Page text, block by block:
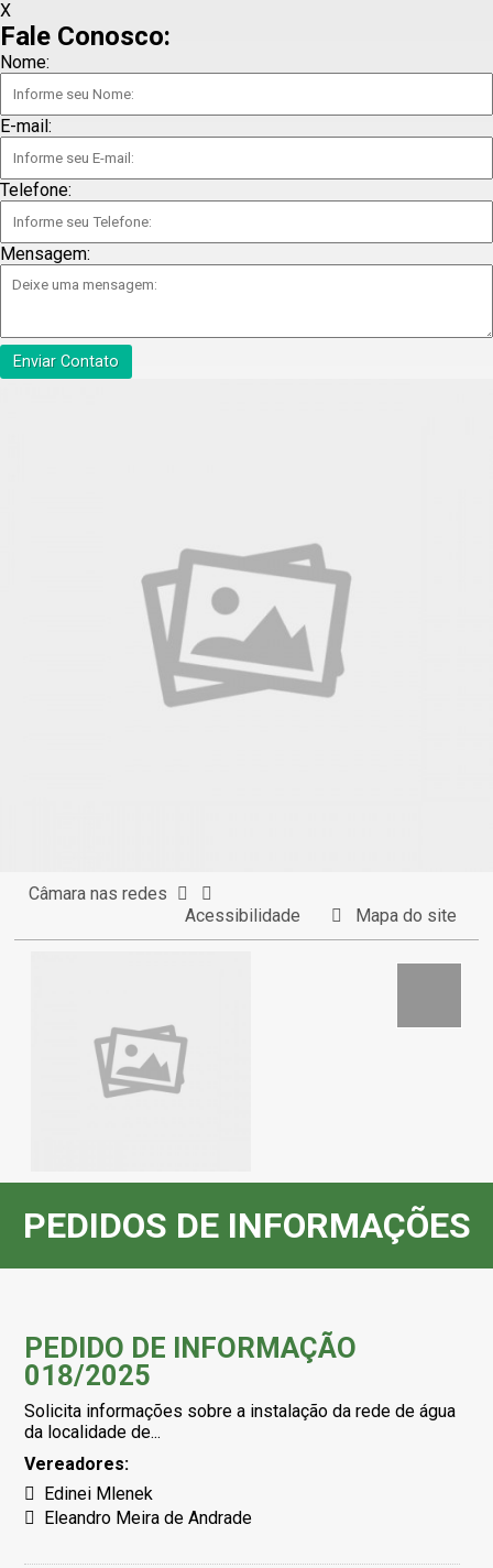
X
Fale Conosco:
Nome:
E-mail:
Telefone:
Mensagem:
Enviar Contato
Câmara nas redes
Acessibilidade
Mapa do site
PEDIDOS DE INFORMAÇÕES
PEDIDO DE INFORMAÇÃO
018/2025
Solicita informações sobre a instalação da rede de água
da localidade de...
Vereadores:
Edinei Mlenek
Eleandro Meira de Andrade